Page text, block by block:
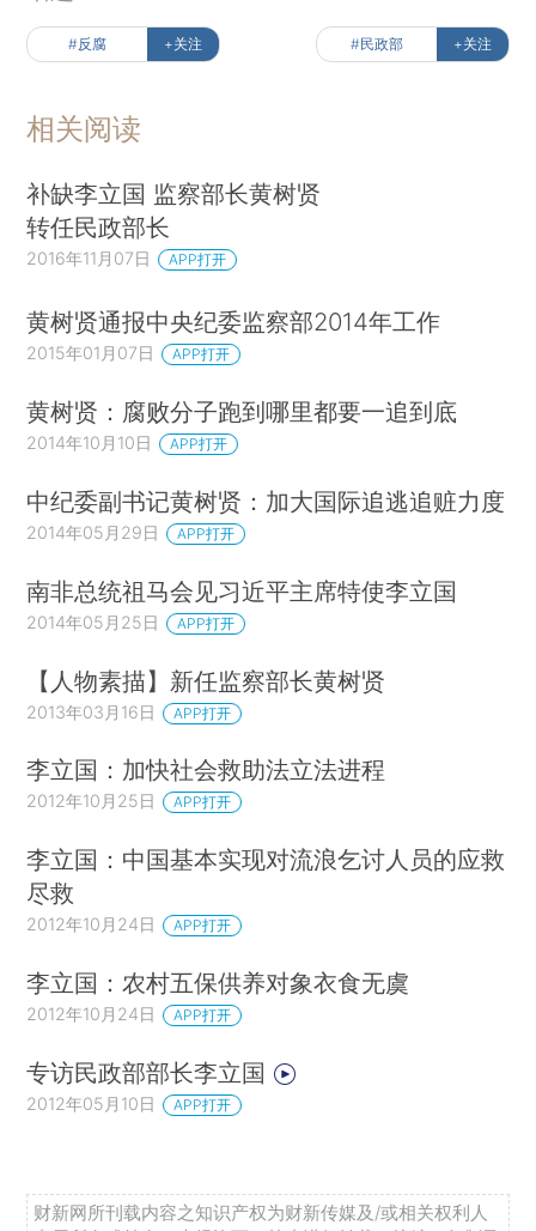
#反腐 +关注 #民政部 +关注
相关阅读
补缺李立国 监察部长黄树贤
转任民政部长
2016年11月07日 APP打开
黄树贤通报中央纪委监察部2014年工作
2015年01月07日 APP打开
黄树贤：腐败分子跑到哪里都要一追到底
2014年10月10日 APP打开
中纪委副书记黄树贤：加大国际追逃追赃力度
2014年05月29日 APP打开
南非总统祖马会见习近平主席特使李立国
2014年05月25日 APP打开
【人物素描】新任监察部长黄树贤
2013年03月16日 APP打开
李立国：加快社会救助法立法进程
2012年10月25日 APP打开
李立国：中国基本实现对流浪乞讨人员的应救
尽救
2012年10月24日 APP打开
李立国：农村五保供养对象衣食无虞
2012年10月24日 APP打开
专访民政部部长李立国
2012年05月10日 APP打开
财新网所刊载内容之知识产权为财新传媒及/或相关权利人